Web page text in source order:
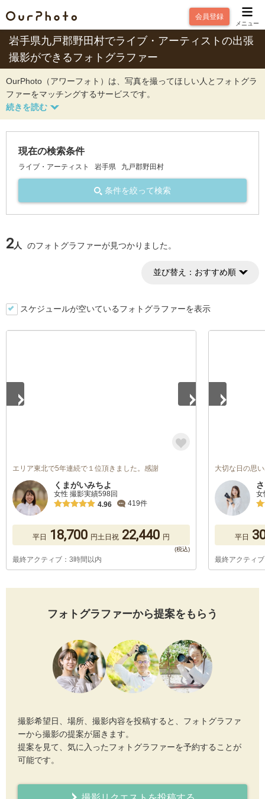
会員登録
メニュー
岩手県九戸郡野田村でライブ・アーティストの出張
撮影ができるフォトグラファー
OurPhoto（アワーフォト）は、写真を撮ってほしい人とフォトグラ
ファーをマッチングするサービスです。
現在の検索条件
ライブ・アーティスト 岩手県 九戸郡野田村
条件を絞って検索
2人 のフォトグラファーが見つかりました。
並び替え： おすすめ順
スケジュールが空いているフォトグラファーを表示
エリア東北で5年連続で１位頂きました。感謝
くまがいみちよ
女性 撮影実績598回
4.96
419件
平日 18,700 円土日祝 22,440 円
最終アクティブ：3時間以内
大切な日の思
女
平日
最終アクティ
フォトグラファーから提案をもらう
撮影希望日、場所、撮影内容を投稿すると、フォトグラファ
ーから撮影の提案が届きます。
提案を見て、気に入ったフォトグラファーを予約することが
可能です。